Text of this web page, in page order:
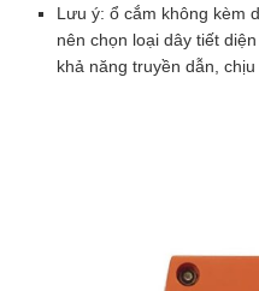
Lưu ý: ổ cắm không kèm
nên chọn loại dây tiết
khả năng truyền dẫn, chịu
Ổ CẮM 2 CỔNG 3000W Ổ
59.000₫